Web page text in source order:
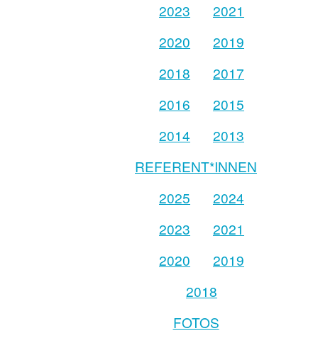
2023
2021
2020
2019
2018
2017
2016
2015
2014
2013
REFERENT*INNEN
2025
2024
2023
2021
2020
2019
2018
FOTOS